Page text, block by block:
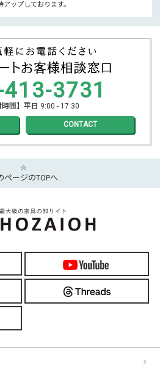
ップしております。
3731
時間】平日 9:00 - 17:30
CONTACT
ページのTOPへ